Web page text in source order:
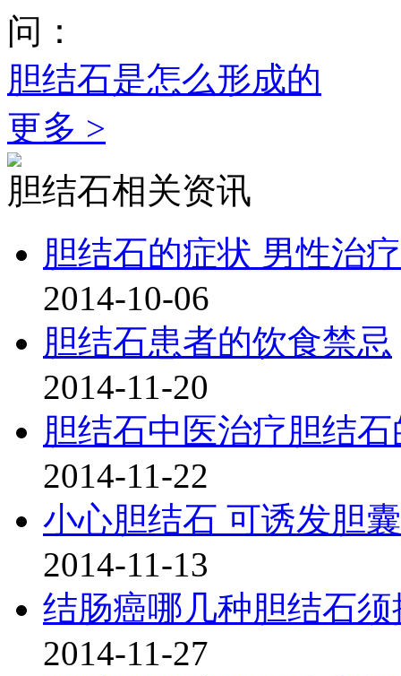
问：
胆结石是怎么形成的
更多 >
胆结石相关资讯
胆结石的症状 男性治
2014-10-06
胆结石患者的饮食禁忌
2014-11-20
胆结石中医治疗胆结
2014-11-22
小心胆结石 可诱发胆
2014-11-13
结肠癌哪几种胆结石
2014-11-27